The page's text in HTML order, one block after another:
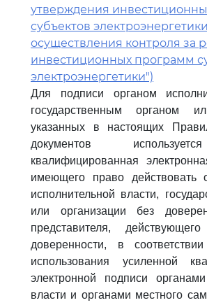
утверждения
субъектов
осуществления контроля за
инвестиционных программ
электроэнергетики")
Для подписи органом
государственным органом
указанных в настоящих
документов
квалифицированная
имеющего право действовать
исполнительной власти,
или организации без
представителя,
доверенности, в
использования усиленной
электронной подписи
власти и органами местного